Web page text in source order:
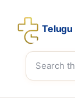
Telugu